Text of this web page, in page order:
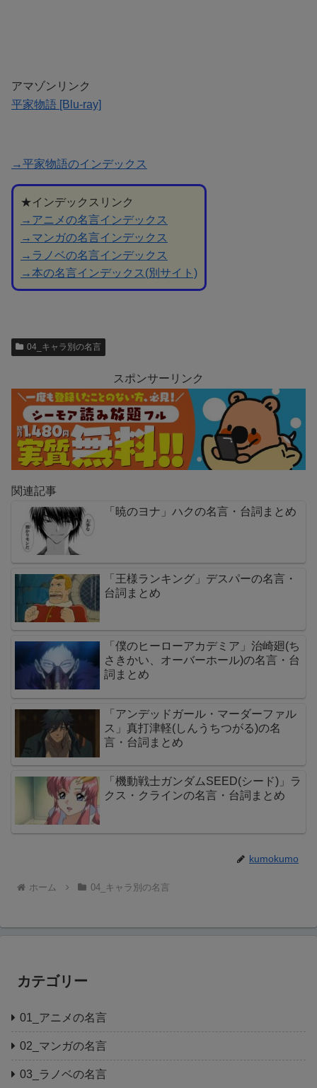
アマゾンリンク
平家物語 [Blu-ray]
→平家物語のインデックス
★インデックスリンク
→アニメの名言インデックス
→マンガの名言インデックス
→ラノベの名言インデックス
→本の名言インデックス(別サイト)
04_キャラ別の名言
スポンサーリンク
関連記事
「暁のヨナ」ハクの名言・台詞まとめ
「王様ランキング」デスパーの名言・
台詞まとめ
「僕のヒーローアカデミア」治崎廻(ち
さきかい、オーバーホール)の名言・台
詞まとめ
「アンデッドガール・マーダーファル
ス」真打津軽(しんうちつがる)の名
言・台詞まとめ
「機動戦士ガンダムSEED(シード)」ラ
クス・クラインの名言・台詞まとめ
kumokumo
ホーム 04_キャラ別の名言
カテゴリー
01_アニメの名言
02_マンガの名言
03_ラノベの名言